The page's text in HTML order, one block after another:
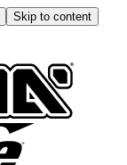
Skip to content